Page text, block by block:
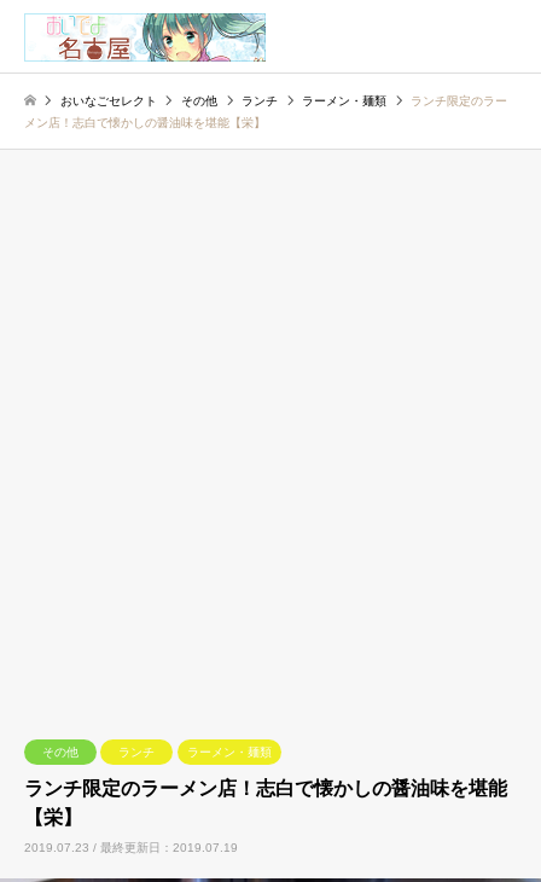
おいなごセレクト その他 ランチ ラーメン・麺類
ランチ限定のラー
メン店！志白で懐かしの醤油味を堪能【栄】
その他 ランチ ラーメン・麺類
ランチ限定のラーメン店！志白で懐かしの醤油味を堪能
【栄】
2019.07.23 / 最終更新日：2019.07.19